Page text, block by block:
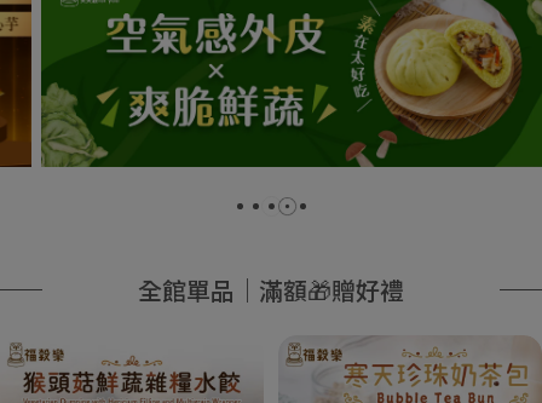
全館單品｜滿額🎁贈好禮